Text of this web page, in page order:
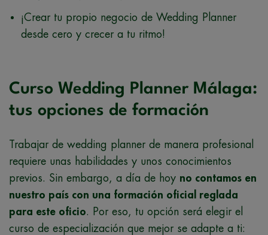
¡Crear tu propio negocio de Wedding Planner
desde cero y crecer a tu ritmo!
Curso Wedding Planner Málaga:
tus opciones de formación
Trabajar de wedding planner de manera profesional
requiere unas habilidades y unos conocimientos
previos. Sin embargo, a día de hoy no contamos en
nuestro país con una formación oficial reglada
para este oficio. Por eso, tu opción será elegir el
curso de especialización que mejor se adapte a ti: